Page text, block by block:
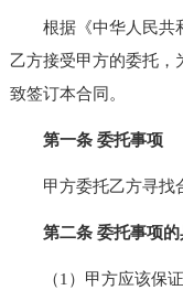
根据《中华人民共和
乙方接受甲方的委托，
致签订本合同。
第一条 委托事项
甲方委托乙方寻找合
第二条 委托事项
（1）甲方应该保证